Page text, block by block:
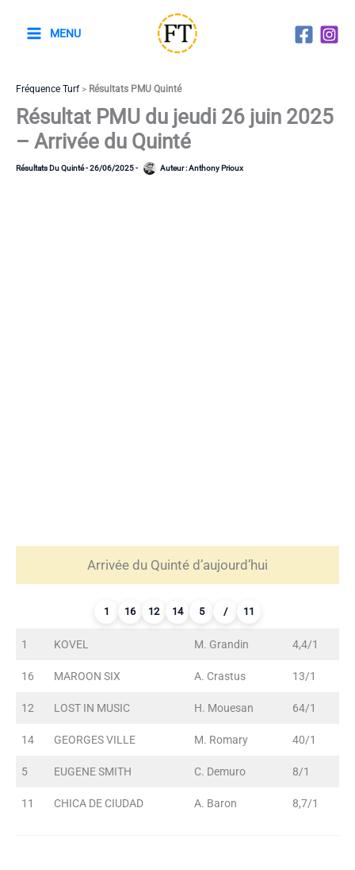
MENU
Fréquence Turf> Résultats PMU Quinté
Résultat PMU du jeudi 26 juin 2025
– Arrivée du Quinté
Résultats Du Quinté-26/06/2025- Auteur :Anthony Prioux
Arrivée du Quinté d’aujourd’hui
1 16 12 14 5 / 11
1 KOVEL M. Grandin 4,4/1
16 MAROON SIX A. Crastus 13/1
12 LOST IN MUSIC H. Mouesan 64/1
14 GEORGES VILLE M. Romary 40/1
5 EUGENE SMITH C. Demuro 8/1
11 CHICA DE CIUDAD A. Baron 8,7/1